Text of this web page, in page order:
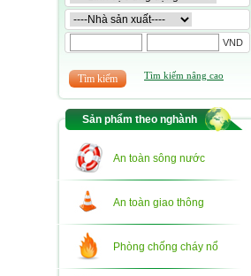
VND
Tìm kiếm nâng cao
Sản phẩm theo nghành
An toàn sông nước
An toàn giao thông
Phòng chống cháy nổ